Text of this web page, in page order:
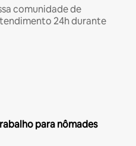
comunidade de
24h durante
para nômades